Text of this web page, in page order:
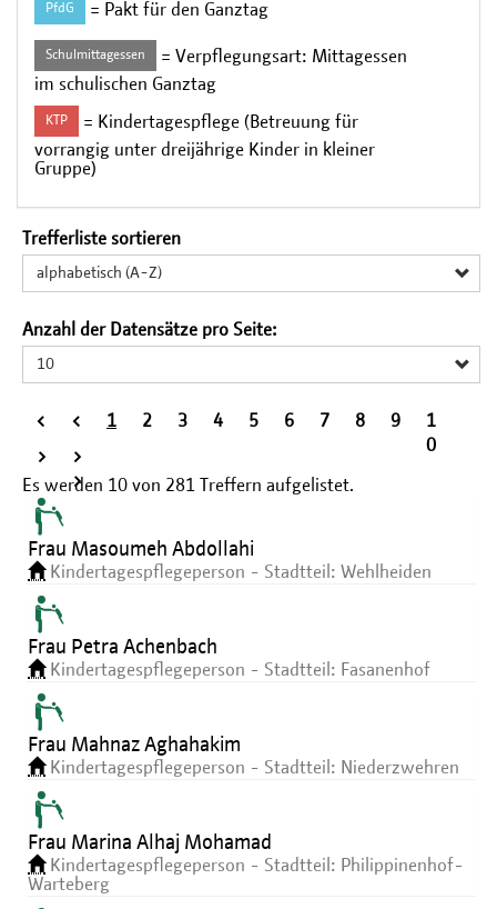
PfdG = Pakt für den Ganztag
Schulmittagessen
= Verpflegungsart: Mittagessen
im schulischen Ganztag
KTP
= Kindertagespflege (Betreuung für
vorrangig unter dreijährige Kinder in kleiner
Gruppe)
Trefferliste sortieren
alphabetisch (A-Z)
Anzahl der Datensätze pro Seite:
10
<
< 1 2 3 4 5 6 7 8 9
1
0
>
>
>
Es werden 10 von 281 Treffern aufgelistet.
Frau Masoumeh Abdollahi
Kindertagespflegeperson - Stadtteil: Wehlheiden
Frau Petra Achenbach
Kindertagespflegeperson - Stadtteil: Fasanenhof
Frau Mahnaz Aghahakim
Kindertagespflegeperson - Stadtteil: Niederzwehren
Frau Marina Alhaj Mohamad
Kindertagespflegeperson - Stadtteil: Philippinenhof-
Warteberg